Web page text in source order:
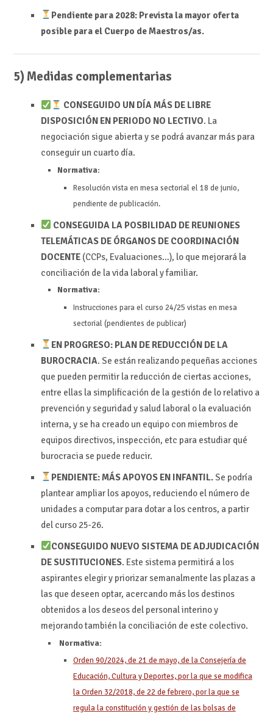
Pendiente para 2028: Prevista la mayor oferta
posible para el Cuerpo de Maestros/as.
5) Medidas complementarias
CONSEGUIDO UN DÍA MÁS DE LIBRE
DISPOSICIÓN EN PERIODO NO LECTIVO. La
negociación sigue abierta y se podrá avanzar más para
conseguir un cuarto día.
Normativa:
Resolución vista en mesa sectorial el 18 de junio,
pendiente de publicación.
CONSEGUIDA LA POSBILIDAD DE REUNIONES
TELEMÁTICAS DE ÓRGANOS DE COORDINACIÓN
DOCENTE(CCPs, Evaluaciones…), lo que mejorará la
conciliación de la vida laboral y familiar.
Normativa:
Instrucciones para el curso 24/25 vistas en mesa
sectorial (pendientes de publicar)
EN PROGRESO: PLAN DE REDUCCIÓN DE LA
BUROCRACIA. Se están realizando pequeñas acciones
que pueden permitir la reducción de ciertas acciones,
entre ellas la simplificación de la gestión de lo relativo a
prevención y seguridad y salud laboral o la evaluación
interna, y se ha creado un equipo con miembros de
equipos directivos, inspección, etc para estudiar qué
burocracia se puede reducir.
PENDIENTE: MÁS APOYOS EN INFANTIL.Se podría
plantear ampliar los apoyos, reduciendo el número de
unidades a computar para dotar a los centros, a partir
del curso 25-26.
CONSEGUIDO NUEVO SISTEMA DE ADJUDICACIÓN
DE SUSTITUCIONES. Este sistema permitirá a los
aspirantes elegir y priorizar semanalmente las plazas a
las que deseen optar, acercando más los destinos
obtenidos a los deseos del personal interino y
mejorando también la conciliación de este colectivo.
Normativa:
Orden 90/2024, de 21 de mayo, de la Consejería de
Educación, Cultura y Deportes, por la que se modifica
la Orden 32/2018, de 22 de febrero, por la que se
regula la constitución y gestión de las bolsas de